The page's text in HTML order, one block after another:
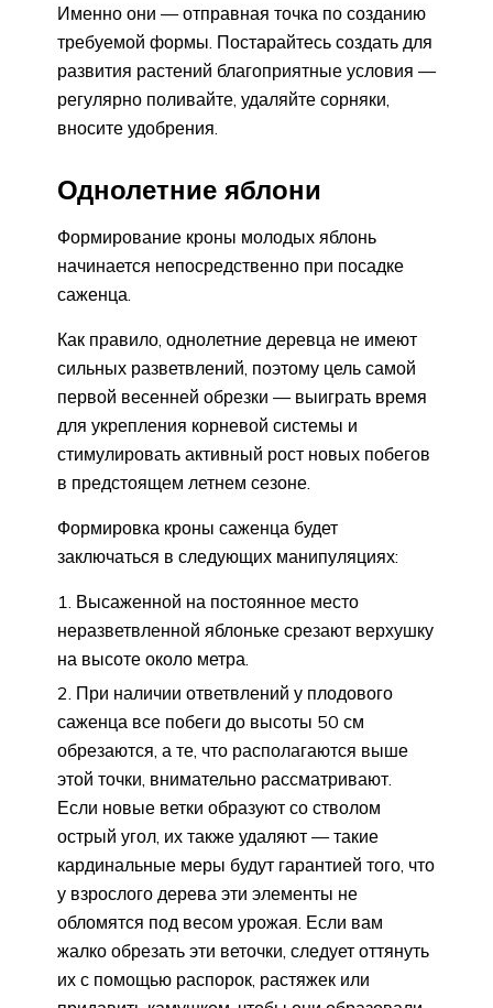
Именно они — отправная точка по созданию
требуемой формы. Постарайтесь создать для
развития растений благоприятные условия —
регулярно поливайте, удаляйте сорняки,
вносите удобрения.
Однолетние яблони
Формирование кроны молодых яблонь
начинается непосредственно при посадке
саженца.
Как правило, однолетние деревца не имеют
сильных разветвлений, поэтому цель самой
первой весенней обрезки — выиграть время
для укрепления корневой системы и
стимулировать активный рост новых побегов
в предстоящем летнем сезоне.
Формировка кроны саженца будет
заключаться в следующих манипуляциях:
Высаженной на постоянное место
неразветвленной яблоньке срезают верхушку
на высоте около метра.
При наличии ответвлений у плодового
саженца все побеги до высоты 50 см
обрезаются, а те, что располагаются выше
этой точки, внимательно рассматривают.
Если новые ветки образуют со стволом
острый угол, их также удаляют — такие
кардинальные меры будут гарантией того, что
у взрослого дерева эти элементы не
обломятся под весом урожая. Если вам
жалко обрезать эти веточки, следует оттянуть
их с помощью распорок, растяжек или